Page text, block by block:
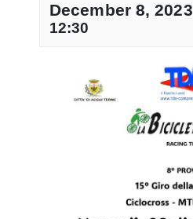
December 8, 2023
12:30